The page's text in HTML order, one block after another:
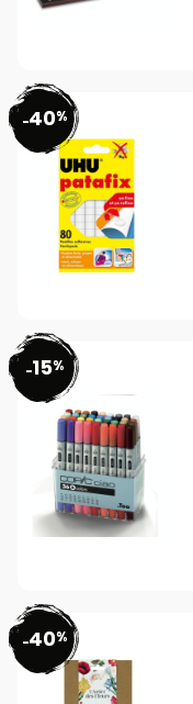
-40%
-15%
-40%